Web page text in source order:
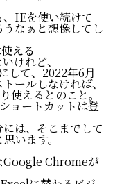
IEを使い続けて
なぁと想像してし
える
けれど、
して、2022年6月
ールしなければ、
えるとのこと。
ョートカットは登
は、そこまでして
います。
Google Chromeが